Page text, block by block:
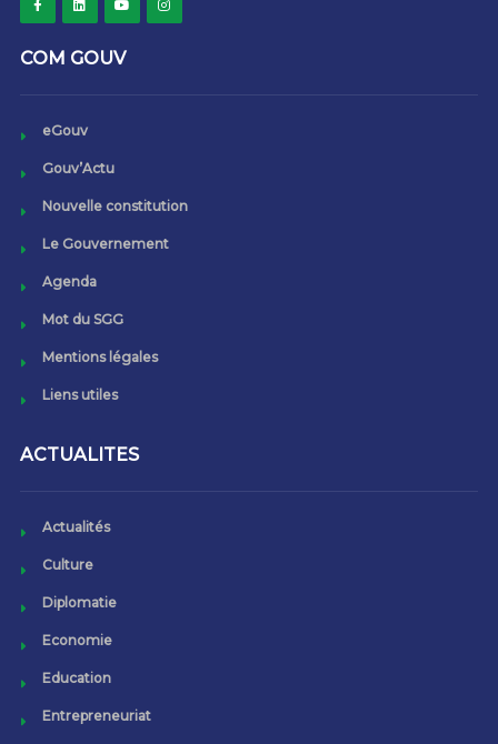
COM GOUV
eGouv
Gouv’Actu
Nouvelle constitution
Le Gouvernement
Agenda
Mot du SGG
Mentions légales
Liens utiles
ACTUALITES
Actualités
Culture
Diplomatie
Economie
Education
Entrepreneuriat